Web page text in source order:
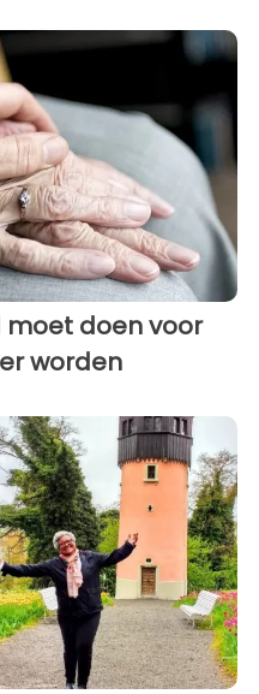
moet doen voor
worden